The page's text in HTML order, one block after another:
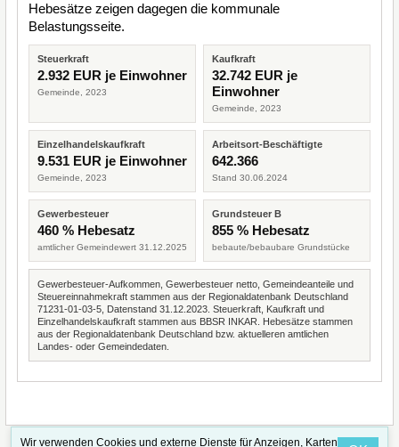
Hebesätze zeigen dagegen die kommunale
Belastungsseite.
Steuerkraft
2.932 EUR je Einwohner
Gemeinde, 2023
Kaufkraft
32.742 EUR je
Einwohner
Gemeinde, 2023
Einzelhandelskaufkraft
9.531 EUR je Einwohner
Gemeinde, 2023
Arbeitsort-Beschäftigte
642.366
Stand 30.06.2024
Gewerbesteuer
460 % Hebesatz
amtlicher Gemeindewert 31.12.2025
Grundsteuer B
855 % Hebesatz
bebaute/bebaubare Grundstücke
Gewerbesteuer-Aufkommen, Gewerbesteuer netto, Gemeindeanteile und
Steuereinnahmekraft stammen aus der Regionaldatenbank Deutschland
71231-01-03-5, Datenstand 31.12.2023. Steuerkraft, Kaufkraft und
Einzelhandelskaufkraft stammen aus BBSR INKAR. Hebesätze stammen
aus der Regionaldatenbank Deutschland bzw. aktuelleren amtlichen
Landes- oder Gemeindedaten.
Wir verwenden Cookies und externe Dienste für Anzeigen, Karten